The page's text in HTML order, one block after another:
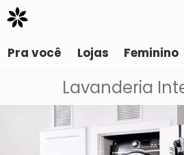
Pra você Lojas Feminino
Lavanderia